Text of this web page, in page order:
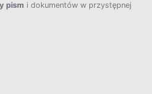
pism i dokumentów w przystępnej